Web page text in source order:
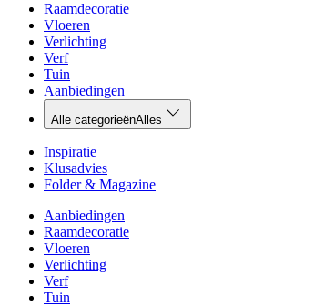
Raamdecoratie
Vloeren
Verlichting
Verf
Tuin
Aanbiedingen
Alle categorieënAlles
Inspiratie
Klusadvies
Folder & Magazine
Aanbiedingen
Raamdecoratie
Vloeren
Verlichting
Verf
Tuin